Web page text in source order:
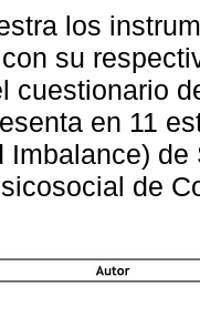
los
su
cuestionario
en 11
Imbalance)
de